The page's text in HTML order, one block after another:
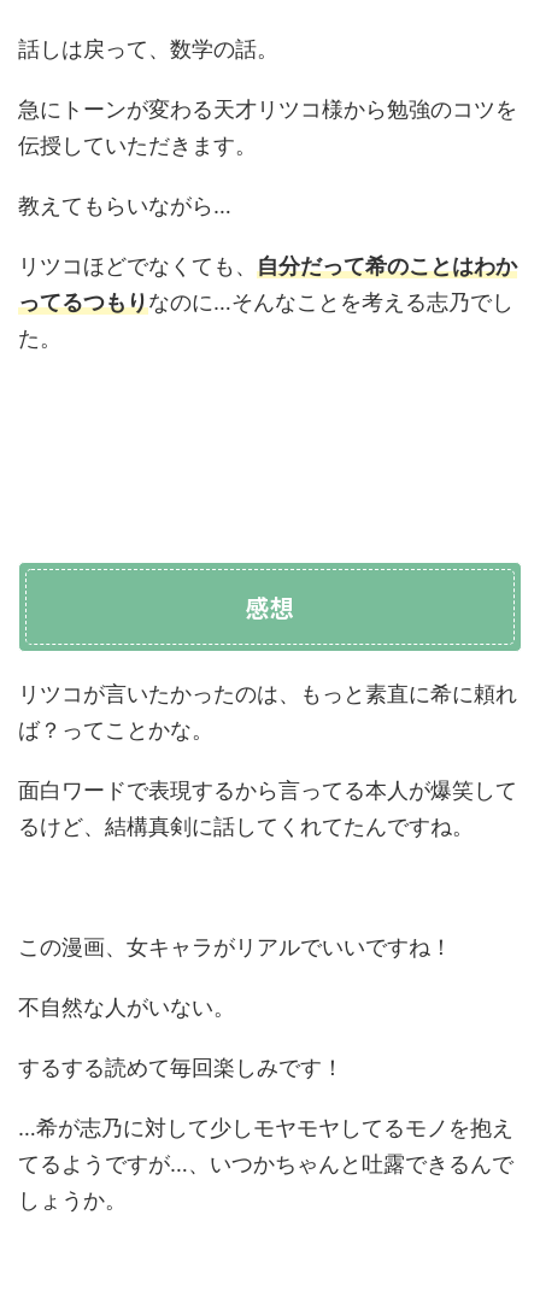
話しは戻って、数学の話。
急にトーンが変わる天才リツコ様から勉強のコツを
伝授していただきます。
教えてもらいながら…
リツコほどでなくても、 自分だって希のことはわか
ってるつもりなのに…そんなことを考える志乃でし
た。
感想
リツコが言いたかったのは、もっと素直に希に頼れ
ば？ってことかな。
面白ワードで表現するから言ってる本人が爆笑して
るけど、結構真剣に話してくれてたんですね。
この漫画、女キャラがリアルでいいですね！
不自然な人がいない。
するする読めて毎回楽しみです！
…希が志乃に対して少しモヤモヤしてるモノを抱え
てるようですが…、いつかちゃんと吐露できるんで
しょうか。